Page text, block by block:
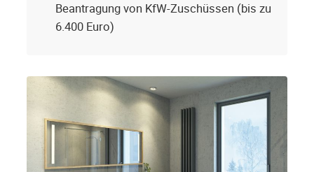
Beantragung von KfW-Zuschüssen (bis zu
6.400 Euro)